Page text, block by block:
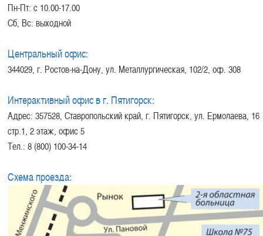
Пн-Пт: с 10.00-17.00
Сб, Вс: выходной
Центральный офис:
344029, г. Ростов-на-Дону, ул. Металлургическая, 102/2, оф. 308
Интерактивный офис в г. Пятигорск:
Адрес: 357528, Ставропольский край, г. Пятигорск, ул. Ермолаева, 16
стр.1, 2 этаж, офис 5
Тел.: 8 (800) 100-34-14
Схема проезда: